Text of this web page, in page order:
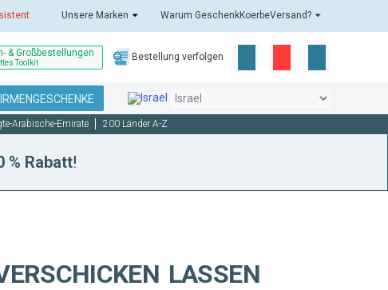
Unsere Marken Warum GeschenkKoerbeVersand?
& Großbestellungen
Toolkit
Bestellung verfolgen
Arabische-Emirate 200 Länder A-Z
% Rabatt!
LASSEN